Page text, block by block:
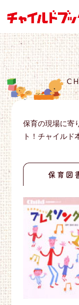
保育の現場に寄
ト！チャイルド
保育図